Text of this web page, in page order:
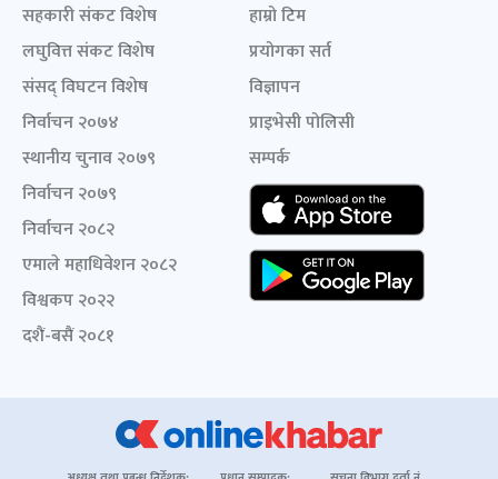
सहकारी संकट विशेष
लघुवित्त संकट विशेष
संसद् विघटन विशेष
निर्वाचन २०७४
स्थानीय चुनाव २०७९
निर्वाचन २०७९
निर्वाचन २०८२
एमाले महाधिवेशन २०८२
विश्वकप २०२२
दशैं-बसैं २०८१
हाम्रो टिम
प्रयोगका सर्त
विज्ञापन
प्राइभेसी पोलिसी
सम्पर्क